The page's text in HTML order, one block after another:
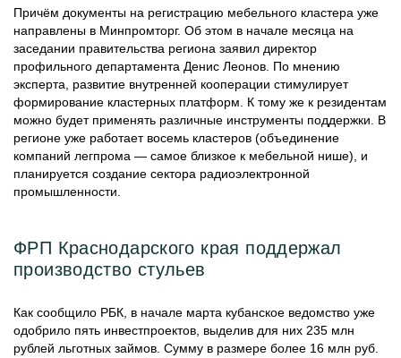
Причём документы на регистрацию мебельного кластера уже
направлены в Минпромторг. Об этом в начале месяца на
заседании правительства региона заявил директор
профильного департамента Денис Леонов. По мнению
эксперта, развитие внутренней кооперации стимулирует
формирование кластерных платформ. К тому же к резидентам
можно будет применять различные инструменты поддержки. В
регионе уже работает восемь кластеров (объединение
компаний легпрома — самое близкое к мебельной нише), и
планируется создание сектора радиоэлектронной
промышленности.
ФРП Краснодарского края поддержал
производство стульев
Как сообщило РБК, в начале марта кубанское ведомство уже
одобрило пять инвестпроектов, выделив для них 235 млн
рублей льготных займов. Сумму в размере более 16 млн руб.